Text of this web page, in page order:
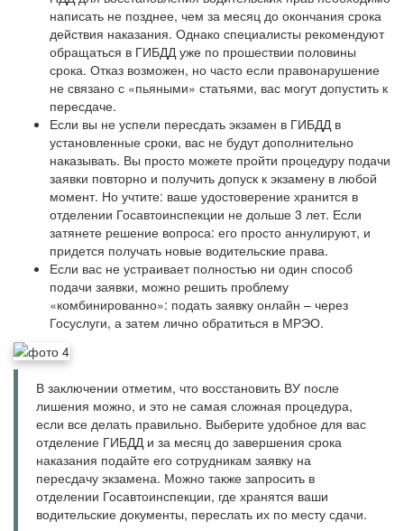
написать не позднее, чем за месяц до окончания срока
действия наказания. Однако специалисты рекомендуют
обращаться в ГИБДД уже по прошествии половины
срока. Отказ возможен, но часто если правонарушение
не связано с «пьяными» статьями, вас могут допустить к
пересдаче.
Если вы не успели пересдать экзамен в ГИБДД в
установленные сроки, вас не будут дополнительно
наказывать. Вы просто можете пройти процедуру подачи
заявки повторно и получить допуск к экзамену в любой
момент. Но учтите: ваше удостоверение хранится в
отделении Госавтоинспекции не дольше 3 лет. Если
затянете решение вопроса: его просто аннулируют, и
придется получать новые водительские права.
Если вас не устраивает полностью ни один способ
подачи заявки, можно решить проблему
«комбинированно»: подать заявку онлайн – через
Госуслуги, а затем лично обратиться в МРЭО.
В заключении отметим, что восстановить ВУ после
лишения можно, и это не самая сложная процедура,
если все делать правильно. Выберите удобное для вас
отделение ГИБДД и за месяц до завершения срока
наказания подайте его сотрудникам заявку на
пересдачу экзамена. Можно также запросить в
отделении Госавтоинспекции, где хранятся ваши
водительские документы, переслать их по месту сдачи.